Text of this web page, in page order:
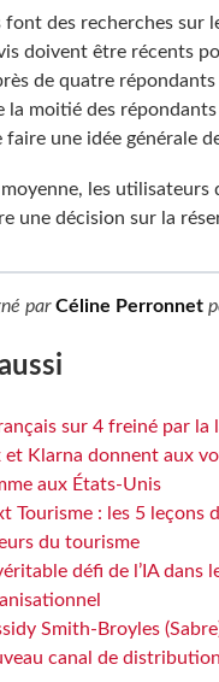
font des recherches sur
doivent être récents
de quatre
la moitié des
faire une idée générale
moyenne, les
une décision sur la
parCéline Perronnet
sur 4 freiné par la
et Klarna donnent aux
aux États-Unis
Tourisme : les 5 leçons
du tourisme
défi de l’IA dans
Smith-Broyles
canal de